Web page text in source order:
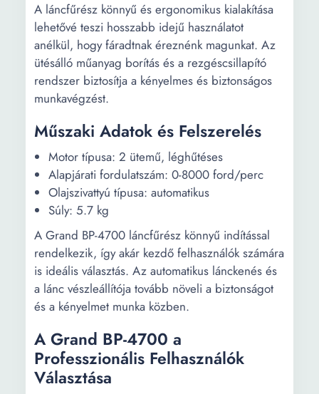
A láncfűrész könnyű és ergonomikus kialakítása
lehetővé teszi hosszabb idejű használatot
anélkül, hogy fáradtnak éreznénk magunkat. Az
ütésálló műanyag borítás és a rezgéscsillapító
rendszer biztosítja a kényelmes és biztonságos
munkavégzést.
Műszaki Adatok és Felszerelés
Motor típusa: 2 ütemű, léghűtéses
Alapjárati fordulatszám: 0-8000 ford/perc
Olajszivattyú típusa: automatikus
Súly: 5.7 kg
A Grand BP-4700 láncfűrész könnyű indítással
rendelkezik, így akár kezdő felhasználók számára
is ideális választás. Az automatikus lánckenés és
a lánc vészleállítója tovább növeli a biztonságot
és a kényelmet munka közben.
A Grand BP-4700 a
Professzionális Felhasználók
Választása